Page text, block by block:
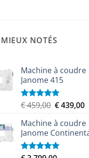
MIEUX NOTÉS
Machine à coudre
Janome 415
Note5.00
€459,00 Le
initial
était :
€ 459,00.
€439,00Le
Machine à coudre
Janome